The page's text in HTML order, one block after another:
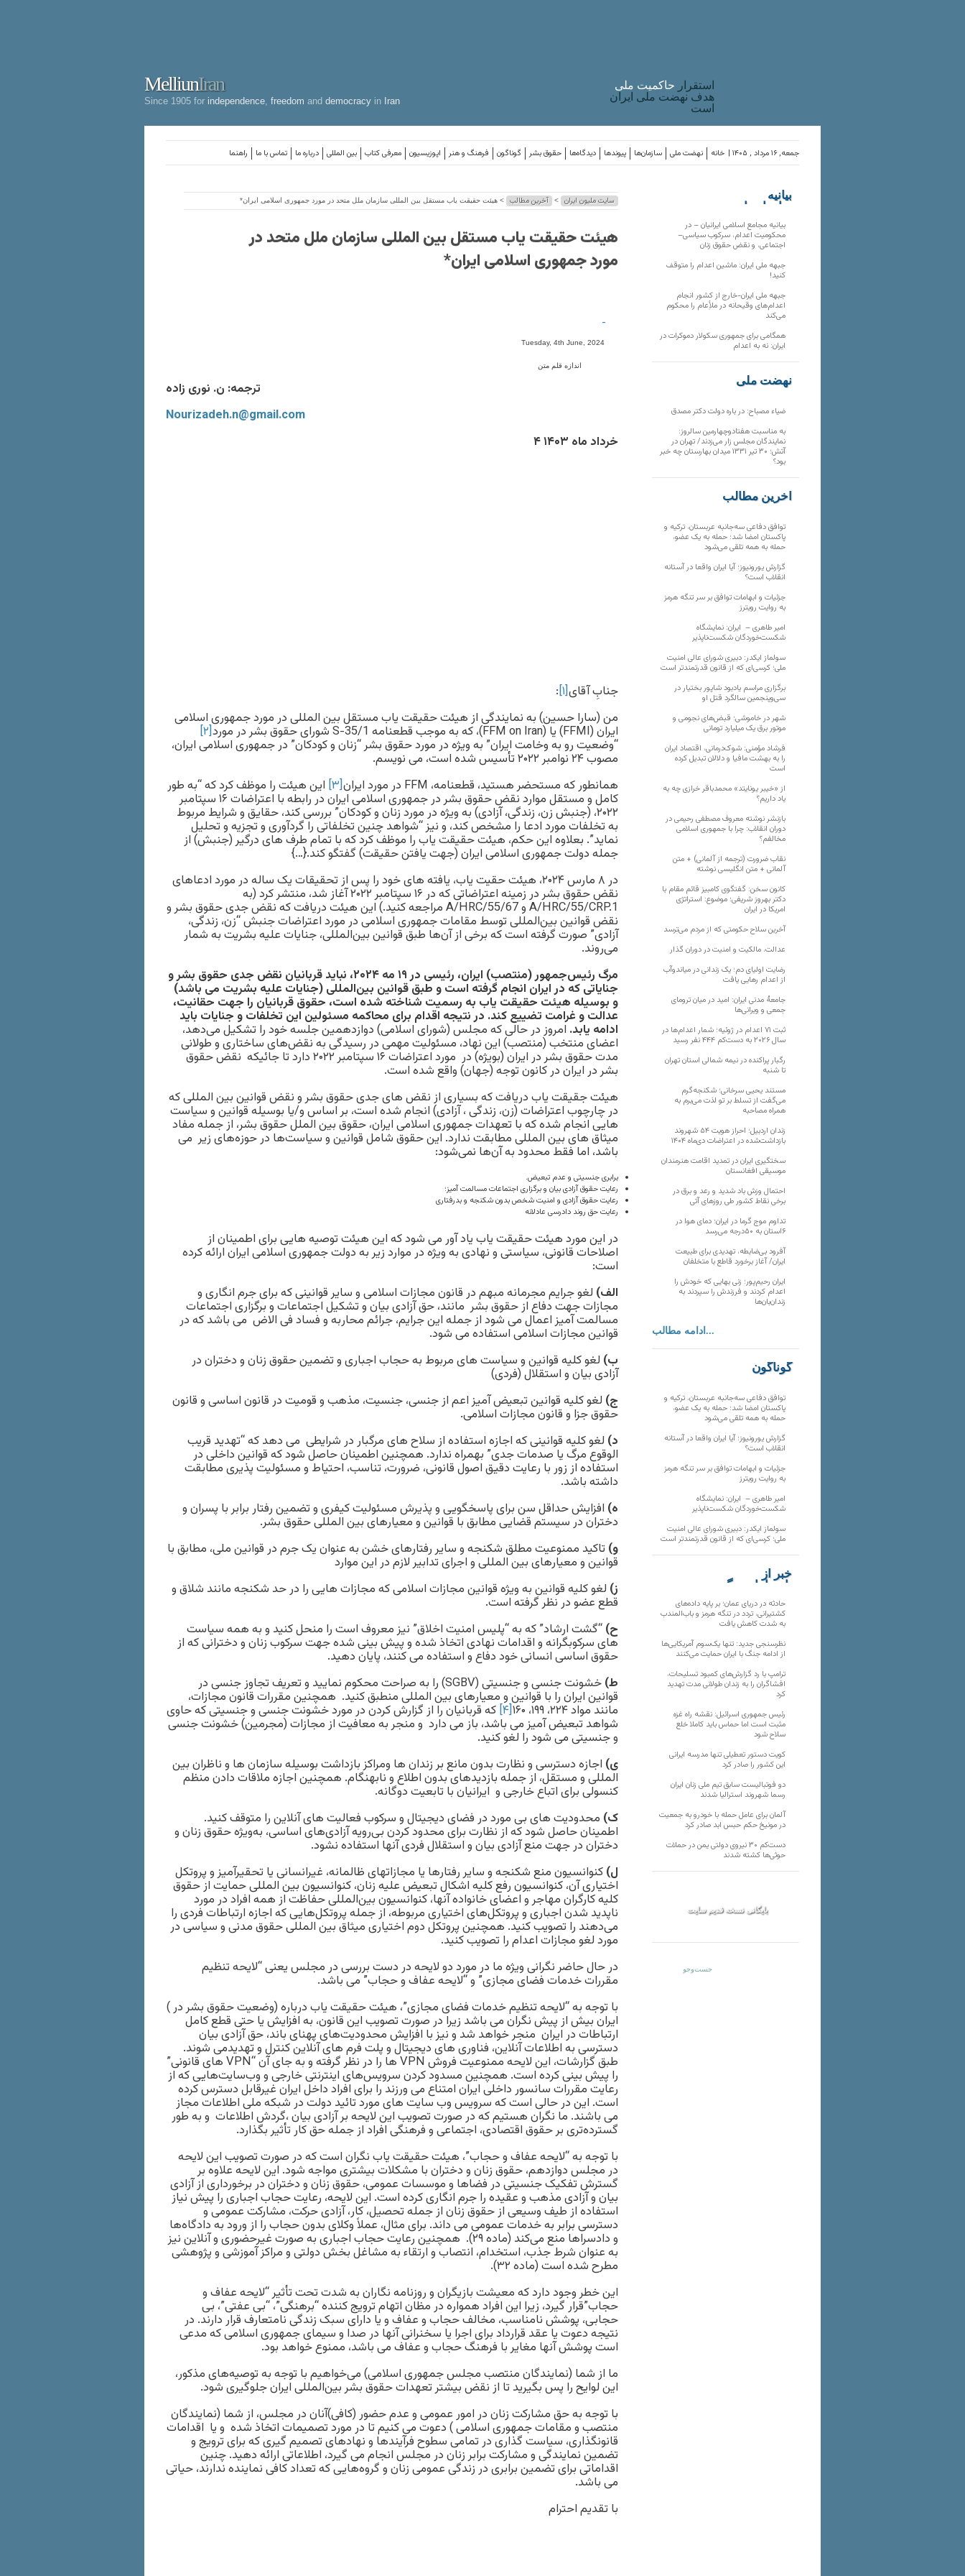
MelliunIran
Since 1905 for independence freedom and democracy in Iran
استقرار حاکميت ملی
هدف نهضت ملی ایران
است
راهنما تماس با ما درباره ما بین المللی معرفی کتاب اپوزیسیون فرهنگ و هنر گوناگون حقوق بشر دیدگاه‌ها پیوندها سازمان‌ها نهضت ملی خانه جمعه, ۱۶ مرداد , ۱۴۰۵ |
سایت ملیون ایران > آخرین مطالب > هیئت حقیقت یاب مستقل بین المللی سازمان ملل متحد در مورد جمهوری اسلامی ایران*
هیئت حقیقت یاب مستقل بین المللی سازمان ملل متحد در
مورد جمهوری اسلامی ایران*
-
Tuesday, 4th June, 2024
اندازه قلم متن
ترجمه: ن. نوری زاده
Nourizadeh.n@gmail.com
خرداد ماه ۱۴۰۳
۴
جنابِ آقای[۱] :
من (سارا حسین) به نمایندگی از هیئت حقیقت یاب مستقل بین المللی در مورد جمهوری اسلامی
ایران (FFMI) یا (FFM on Iran)، که به موجب قطعنامه S-35/1 شورای حقوق بشر در مورد [۲]
“وضعیت رو به وخامت ایران” به ویژه در مورد حقوق بشر “زنان و کودکان” در جمهوری اسلامی ایران،
مصوب ۲۴ نوامبر ۲۰۲۲ تأسیس شده است، می نویسم.
همانطور که مستحضر هستید، قطعنامه، FFM در مورد ایران
[۳] این هیئت را موظف کرد که “به طور
کامل و مستقل موارد نقض حقوق بشر در جمهوری اسلامی ایران در رابطه با اعتراضات ۱۶ سپتامبر
۲۰۲۲، (جنبش زن، زندگی، آزادی) به ویژه در مورد زنان و کودکان” بررسی کند، حقایق و شرایط مربوط
به تخلفات مورد ادعا را مشخص کند، و نیز “شواهد چنین تخلفاتی را گردآوری و تجزیه و تحلیل
نماید”. بعلاوه این حکم، هیئت حقیقت یاب را موظف کرد که با تمام طرف های درگیر (جنبش) از
جمله دولت جمهوری اسلامی ایران (جهت یافتن حقیقت) گفتگو کند.{…}
در ۸ مارس ۲۰۲۴، هیئت حقیت یاب، یافته های خود را پس از تحقیقات یک ساله در مورد ادعاهای
نقض حقوق بشر در زمینه اعتراضاتی که در ۱۶ سپتامبر ۲۰۲۲ آغاز شد، منتشر کرد (به
A/HRC/55/CRP.1 و A/HRC/55/67 مراجعه کنید.) این هیئت دریافت که نقض جدی حقوق بشر و
نقض قوانین بین‌المللی توسط مقامات جمهوری اسلامی در مورد اعتراضات جنبش “زن، زندگی،
آزادی” صورت گرفته است که برخی از آن‌ها طبق قوانین بین‌المللی، جنایات علیه بشریت به شمار
می‌روند.
مرگ رئیس‌جمهور (منتصب) ایران، رئیسی در ۱۹ مه ۲۰۲۴، نباید قربانیان نقض جدی حقوق بشر و
جنایاتی که در ایران انجام گرفته است و طبق قوانین بین‌المللی (جنایات علیه بشریت می باشد)
و بوسیله هیئت حقیقت یاب به رسمیت شناخته شده است، حقوق قربانیان را جهت حقانیت،
عدالت و غرامت تضییع کند. در نتیجه اقدام برای محاکمه مسئولین این تخلفات و جنایات باید
ادامه یابد. امروز در حالی که مجلس (شورای اسلامی) دوازدهمین جلسه خود را تشکیل می‌دهد،
اعضای منتخب (منتصب) این نهاد، مسئولیت مهمی در رسیدگی به نقض‌های ساختاری و طولانی
مدت حقوق بشر در ایران (بویژه) در مورد اعتراضات ۱۶ سپتامبر ۲۰۲۲ دارد تا جائیکه نقض حقوق
بشر در ایران در کانون توجه (جهان) واقع شده است.
هیئت جقیقت یاب دریافت که بسیاری از نقض های جدی حقوق بشر و نقض قوانین بین المللی که
در چارچوب اعتراضات (زن، زندگی ، آزادی) انجام شده است، بر اساس و/یا بوسیله قوانین و سیاست
هایی انجام شده که با تعهدات جمهوری اسلامی ایران، حقوق بین الملل حقوق بشر، از جمله مفاد
میثاق های بین المللی مطابقت ندارد. این حقوق شامل قوانین و سیاست‌ها در حوزه‌های زیر می
باشد، اما فقط محدود به آن‌ها نمی‌شود:
برابری جنسیتی و عدم تبعیض.
رعایت حقوق آزادی بیان و برگزاری اجتماعات مسالمت آمیز؛
رعایت حقوق آزادی و امنیت شخص بدون شکنجه و بدرفتاری
رعایت حق روند دادرسی عادلانه
در این مورد هیئت حقیقت یاب یاد آور می شود که این هیئت توصیه هایی برای اطمینان از
اصلاحات قانونی، سیاستی و نهادی به ویژه در موارد زیر به دولت جمهوری اسلامی ایران ارائه کرده
است:
الف) لغو جرایم مجرمانه مبهم در قانون مجازات اسلامی و سایر قوانینی که برای جرم انگاری و
مجازات جهت دفاع از حقوق بشر مانند، حق آزادی بیان و تشکیل اجتماعات و برگزاری اجتماعات
مسالمت آمیز اعمال می شود از جمله این جرایم، جرائم محاربه و فساد فی الاض می باشد که در
قوانین مجازات اسلامی استفاده می شود.
ب) لغو کلیه قوانین و سیاست های مربوط به حجاب اجباری و تضمین حقوق زنان و دختران در
آزادی بیان و استقلال (فردی)
ج) لغو کلیه قوانین تبعیض آمیز اعم از جنسی، جنسیت، مذهب و قومیت در قانون اساسی و قانون
حقوق جزا و قانون مجازات اسلامی.
د) لغو کلیه قوانینی که اجازه استفاده از سلاح های مرگبار در شرایطی می دهد که “تهدید قریب
الوقوع مرگ یا صدمات جدی” بهمراه ندارد. همچنین اطمینان حاصل شود که قوانین داخلی در
استفاده از زور با رعایت دقیق اصول قانونی، ضرورت، تناسب، احتیاط و مسئولیت پذیری مطابقت
داشته باشد.
ه) افزایش حداقل سن برای پاسخگویی و پذیرش مسئولیت کیفری و تضمین رفتار برابر با پسران و
دختران در سیستم قضایی مطابق با قوانین و معیارهای بین المللی حقوق بشر.
و)تاکید ممنوعیت مطلق شکنجه و سایر رفتارهای خشن به عنوان یک جرم در قوانین ملی، مطابق با
قوانین و معیارهای بین المللی و اجرای تدابیر لازم در این موارد
ز) لغو کلیه قوانین به ویژه قوانین مجازات اسلامی که مجازات هایی را در حد شکنجه مانند شلاق و
قطع عضو در نظر گرفته است.
ح)“گشت ارشاد” که به “پلیس امنیت اخلاق” نیز معروف است را منحل کنید و به همه سیاست
های سرکوبگرانه و اقدامات نهادی اتخاذ شده و پیش بینی شده جهت سرکوب زنان و دخترانی که از
حقوق اساسی انسانی خود دفاع و استفاده می کنند، پایان دهید.
ط)
خشونت جنسی و جنسیتی (SGBV) را به صراحت محکوم نمایید و تعریف تجاوز جنسی در
قوانین ایران را با قوانین و معیارهای بین المللی منطبق کنید. همچنین مقررات قانون مجازات،
مانند مواد ۲۲۴، ۱۹۹، ۱۶۰ [۴] که قربانیان را از گزارش کردن در مورد خشونت جنسی و جنسیتی که حاوی
شواهد تبعیض آمیز می باشد، باز می دارد و منجر به معافیت از مجازات (مجرمین) خشونت جنسی
و جنسیتی می شود را لغو کنید.
ی) اجازه دسترسی و نظارت بدون مانع بر زندان ها ومراکز بازداشت بوسیله سازمان ها و ناظران بین
المللی و مستقل، از جمله بازدیدهای بدون اطلاع و نابهنگام. همچنین اجازه ملاقات دادن منظم
کنسولی برای اتباع خارجی و ایرانیان با تابعیت دوگانه.
ک) محدودیت های بی مورد در فضای دیجیتال و سرکوب فعالیت های آنلاین را متوقف کنید.
اطمینان حاصل شود که از نظارت برای محدود کردن بی‌رویه آزادی‌های اساسی، به‌ویژه حقوق زنان و
دختران در جهت منع آزادی بیان و استقلال فردی آنها استفاده نشود.
ل)کنوانسیون منع شکنجه و سایر رفتارها یا مجازاتهای ظالمانه، غیرانسانی یا تحقیرآمیز و پروتکل
اختیاری آن، کنوانسیون رفع کلیه اشکال تبعیض علیه زنان، کنوانسیون بین المللی حمایت از حقوق
کلیه کارگران مهاجر و اعضای خانواده‌ آنها، کنوانسیون بین‌المللی حفاظت از همه افراد در مورد
ناپدید شدن اجباری و پروتکل‌های اختیاری مربوطه، از جمله پروتکل‌هایی که اجازه ارتباطات فردی را
می‌دهند را تصویب کنید. همچنین پروتکل دوم اختیاری میثاق بین المللی حقوق مدنی و سیاسی در
مورد لغو مجازات اعدام را تصویب کنید.
در حال حاضر نگرانی ویژه ما در مورد دو لایحه در دست بررسی در مجلس یعنی “لایحه تنظیم
مقررات خدمات فضای مجازی” و “لایحه عفاف و حجاب” می باشد.
با توجه به “لایحه تنظیم خدمات فضای مجازی”، هیئت حقیقت یاب درباره (وضعیت حقوق بشر در )
ایران بیش از پیش نگران می باشد زیرا در صورت تصویب این قانون، به افزایش یا حتی قطع کامل
ارتباطات در ایران منجر خواهد شد و نیز با افزایش محدودیت‌های پهنای باند، حق آزادی بیان
دسترسی به اطلاعات آنلاین، فناوری های دیجیتال و پلت فرم های آنلاین کنترل و تهدیدمی شوند.
طبق گزارشات، این لایحه ممنوعیت فروش VPN ها را در نظر گرفته و به جای آن “VPN های قانونی”
را پیش بینی کرده است. همچنین مسدود کردن سرویس‌های اینترنتی خارجی و وب‌سایت‌هایی که از
رعایت مقررات سانسور داخلی ایران امتناع می‌ ورزند را برای افراد داخل ایران غیرقابل دسترس کرده
است. این در حالی است که سرویس وب سایت های مورد تائید دولت در شبکه ملی اطلاعات مجاز
می باشند. ما نگران هستیم که در صورت تصویب این لایحه بر آزادی بیان ،گردش اطلاعات و به طور
گسترده‌تری بر حقوق اقتصادی، اجتماعی و فرهنگی افراد از جمله حق کار تأثیر ‌بگذارد.
با توجه به “لایحه عفاف و حجاب”، هیئت حقیقت یاب نگران است که در صورت تصویب این لایحه
در مجلس دوازدهم، حقوق زنان و دختران با مشکلات بیشتری مواجه شود. این لایحه علاوه بر
گسترش تفکیک جنسیتی در فضاها و موسسات عمومی، حقوق زنان و دختران در برخورداری از آزادی
بیان و آزادی مذهب و عقیده را جرم انگاری کرده است. این لایحه، رعایت حجاب اجباری را پیش نیاز
استفاده از طیف وسیعی از حقوق زنان از جمله تحصیل، کار، آزادی حرکت، مشارکت عمومی و
دسترسی برابر به خدمات عمومی می داند. برای مثال، عملاً وکلای بدون حجاب را از ورود به دادگاه‌ها
و دادسراها منع می‌کند (ماده ۲۹). همچنین رعایت حجاب اجباری به صورت غیرحضوری و آنلاین نیز
به عنوان شرط جذب، استخدام، انتصاب و ارتقاء به مشاغل بخش دولتی و مراکز آموزشی و پژوهشی
مطرح شده است (ماده ۳۲).
این خطر وجود دارد که معیشت بازیگران و روزنامه نگاران به شدت تحت تأثیر “لایحه عفاف و
حجاب”قرار گیرد، زیرا این افراد همواره در مظان اتهام ترویج کننده “برهنگی”، “بی عفتی”، بی
حجابی، پوشش نامناسب، مخالف حجاب و عفاف و یا دارای سبک زندگی نامتعارف قرار دارند. در
نتیجه دعوت یا عقد قرارداد برای اجرا یا سخنرانی آنها در صدا و سیمای جمهوری اسلامی که مدعی
است پوشش آنها مغایر با فرهنگ حجاب و عفاف می باشد، ممنوع خواهد بود.
ما از شما (نمایندگان منتصب مجلس جمهوری اسلامی) می‌خواهیم با توجه به توصیه‌های مذکور،
این لوایح را پس بگیرید تا از نقض بیشتر تعهدات حقوق بشر بین‌المللی ایران جلوگیری شود.
با توجه به حق مشارکت زنان در امور عمومی و عدم حضور (کافی)آنان در مجلس، از شما (نمایندگان
منتصب و مقامات جمهوری اسلامی ) دعوت می کنیم تا در مورد تصمیمات اتخاذ شده و یا اقدامات
قانونگذاری، سیاست گذاری در تمامی سطوح فرآیندها و نهادهای تصمیم گیری که برای ترویج و
تضمین نمایندگی و مشارکت برابر زنان در مجلس انجام می گیرد، اطلاعاتی ارائه دهید. چنین
اقداماتی برای تضمین برابری در زندگی عمومی زنان و گروه‌هایی که تعداد کافی نماینده ندارند، حیاتی
می باشد.
با تقدیم احترام
بیانیه
سازمان‌های
بیانیه مجامع اسلامی ایرانیان – در
محکومیت اعدام، سرکوب سیاسی–
اجتماعی، و نقض حقوق زنان
جبهه ملی ایران: ماشین اعدام را متوقف
کنید!
جبهه ملی ایران-خارج از کشور انجام
اعدام‌های وقیحانه در ملأِعام را محکوم
می‌کند
همگامی برای جمهوری سکولار دموکرات در
ایران: نه به اعدام
نهضت ملی
ضیاء مصباح: در باره دولت دکتر مصدق
به مناسبت هفتادوچهارمین سالروز:
نمایندگان مجلس زار می‌زدند/ تهران در
آتش؛ ۳۰ تیر ۱۳۳۱ میدان بهارستان چه خبر
بود؟
آخرین مطالب
توافق دفاعی سه‌جانبه عربستان، ترکیه و
پاکستان امضا شد؛ حمله به یک عضو،
حمله به همه تلقی می‌شود
گزارش یورونیوز؛ آیا ایران واقعا در آستانه
انقلاب است؟
جزئیات و ابهامات توافق بر سر تنگه هرمز
به روایت رویترز
امیر طاهری – ایران: نمایشگاه
شکست‌خوردگان شکست‌ناپذیر
سولماز ایکدر: دبیری شورای عالی امنیت
ملی؛ کرسی‌ای که از قانون قدرتمندتر است
برگزاری مراسم یادبود شاپور بختیار در
سی‌وپنجمین سالگرد قتل او
شهر در خاموشی؛ قبض‌های نجومی و
موتور برق یک میلیارد تومانی
فرشاد مؤمنی: شوک‌درمانی، اقتصاد ایران
را به بهشت مافیا و دلالان تبدیل کرده
است
از «خیبر یونایتد» محمدباقر خرازی چه به
یاد داریم؟
بازنشر نوشته معروف مصطفی رحیمی در
دوران انقلاب: چرا با جمهوری اسلامی
مخالفم؟
نقاب ضرورت (ترجمه از آلمانی) + متن
آلمانی + متن انگلیسی نوشته
کانون سخن: گفتگوی کامبیز قائم مقام با
دکتر بهروز شریفی؛ موضوع: استراتژی
امریکا در ایران
آخرین سلاح حکومتی که از مردم می‌ترسد
عدالت، مالکیت و امنیت در دوران گذار
رضایت اولیای دم؛ یک زندانی در میاندوآب
از اعدام رهایی یافت
جامعهٔ مدنی ایران: امید در میان ترومای
جمعی و ویرانی‌ها
ثبت ۷۱ اعدام در ژوئیه؛ شمار اعدام‌ها در
سال ۲۰۲۶ به دست‌کم ۴۴۴ نفر رسید
رگبار پراکنده در نیمه شمالی استان تهران
تا شنبه
مستند یحیی سرخانی؛ شکنجه‌گرم
می‌گفت از تسلط بر تو لذت می‌برم به
همراه مصاحبه
زندان اردبیل؛ احراز هویت ۵۴ شهروند
بازداشت‌شده در اعتراضات دی‌ماه ۱۴۰۴
سختگیری ایران در تمدید اقامت هنرمندان
موسیقی افغانستان
احتمال وزش باد شدید و رعد و برق در
برخی نقاط کشور طی روزهای آتی
تداوم موج گرما در ایران؛ دمای هوا در
۶استان به ۵۰درجه می‌رسد
آفرود بی‌ضابطه، تهدیدی برای طبیعت
ایران/ آغاز برخورد قاطع با متخلفان
ایران رحیم‌پور؛ زنی بهایی که خودش را
اعدام کردند و فرزندش را سپردند به
زندان‌بان‌ها
ادامه مطالب...
گوناگون
توافق دفاعی سه‌جانبه عربستان، ترکیه و
پاکستان امضا شد؛ حمله به یک عضو،
حمله به همه تلقی می‌شود
گزارش یورونیوز؛ آیا ایران واقعا در آستانه
انقلاب است؟
جزئیات و ابهامات توافق بر سر تنگه هرمز
به روایت رویترز
امیر طاهری – ایران: نمایشگاه
شکست‌خوردگان شکست‌ناپذیر
سولماز ایکدر: دبیری شورای عالی امنیت
ملی؛ کرسی‌ای که از قانون قدرتمندتر است
خبر از
تارنماهای دیگر
حادثه در دریای عمان؛ بر پایه داده‌های
کشتیرانی، تردد در تنگه هرمز و باب‌المندب
به شدت کاهش یافت
نظرسنجی جدید: تنها یک‌سوم آمریکایی‌ها
از ادامه جنگ با ایران حمایت می‌کنند
ترامپ با رد گزارش‌های کمبود تسلیحات،
افشاگران را به زندان طولانی مدت تهدید
کرد
رئیس‌ جمهوری اسرائیل: نقشه راه غزه
مثبت است اما حماس باید کاملا خلع
سلاح شود
کویت دستور تعطیلی تنها مدرسه ایرانی
این کشور را صادر کرد
دو فوتبالیست سابق تیم ملی زنان ایران
رسما شهروند استرالیا شدند
آلمان برای عامل حمله با خودرو به جمعیت
در مونیخ حکم حبس ابد صادر کرد
دست‌کم ۳۰ نیروی دولتی یمن در حملات
حوثی‌ها کشته شدند
بایگانی نسخه قدیم سایت